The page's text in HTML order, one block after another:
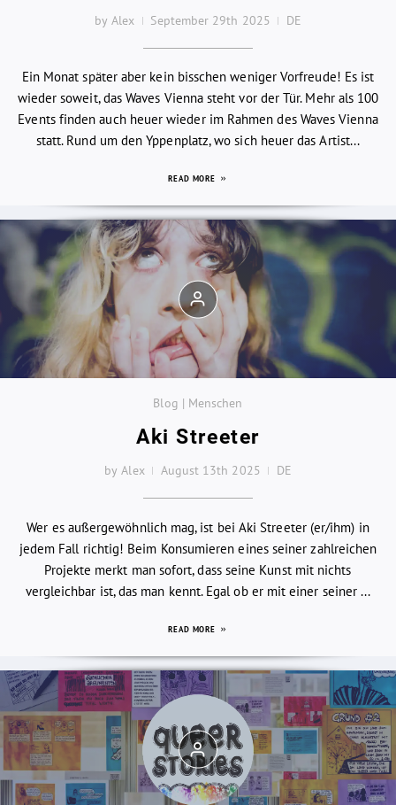
by Alex September 29th 2025 DE
Ein Monat später aber kein bisschen weniger Vorfreude! Es ist
wieder soweit, das Waves Vienna steht vor der Tür. Mehr als 100
Events finden auch heuer wieder im Rahmen des Waves Vienna
statt. Rund um den Yppenplatz, wo sich heuer das Artist...
READ MORE
Blog | Menschen
Aki Streeter
by Alex August 13th 2025 DE
Wer es außergewöhnlich mag, ist bei Aki Streeter (er/ihm) in
jedem Fall richtig! Beim Konsumieren eines seiner zahlreichen
Projekte merkt man sofort, dass seine Kunst mit nichts
vergleichbar ist, das man kennt. Egal ob er mit einer seiner ...
READ MORE